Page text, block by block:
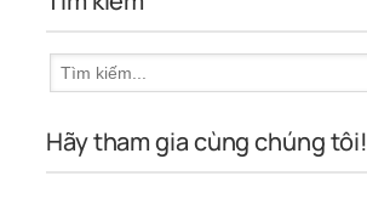
Hãy tham gia cùng chúng tôi!